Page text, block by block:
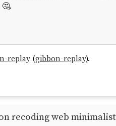
replay(gibbon-replay).
recoding web